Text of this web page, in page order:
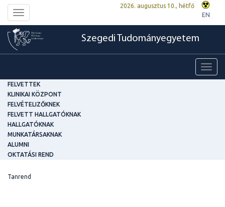
Toggle
navigation
2026. augusztus 10., hétfő
EN
Szegedi Tudományegyetem
FELVETTEK
KLINIKAI KÖZPONT
FELVÉTELIZŐKNEK
FELVETT HALLGATÓKNAK
HALLGATÓKNAK
MUNKATÁRSAKNAK
ALUMNI
OKTATÁSI REND
Tanrend